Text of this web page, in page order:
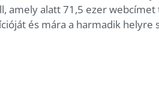
amely alatt 71,5 ezer
és mára a harmadik helyre